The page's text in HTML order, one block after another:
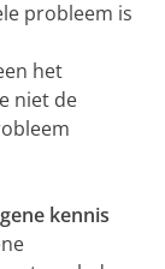
probleem is
het
niet de
kennis